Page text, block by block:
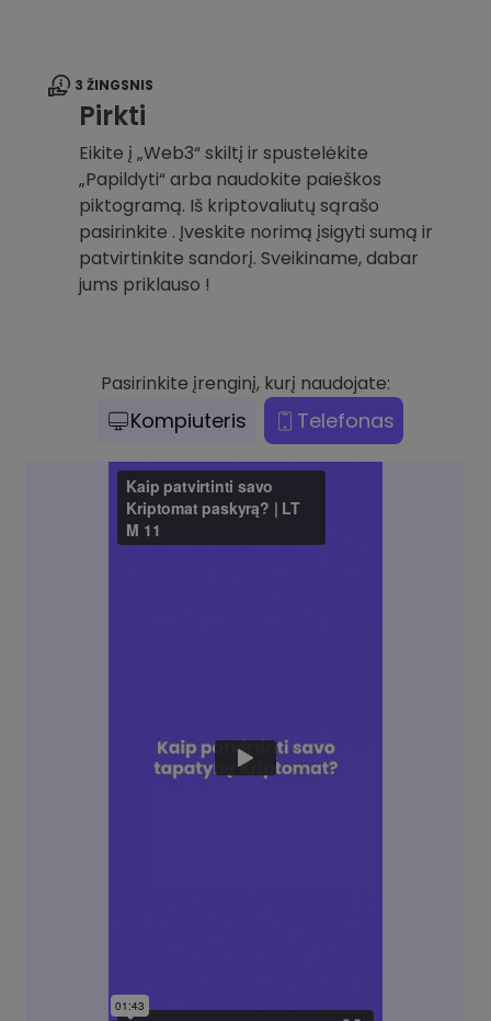
3 ŽINGSNIS
Pirkti
Eikite į „Web3“ skiltį ir spustelėkite
„Papildyti“ arba naudokite paieškos
piktogramą. Iš kriptovaliutų sąrašo
pasirinkite . Įveskite norimą įsigyti sumą ir
patvirtinkite sandorį. Sveikiname, dabar
jums priklauso !
Pasirinkite įrenginį, kurį naudojate:
Kompiuteris Telefonas